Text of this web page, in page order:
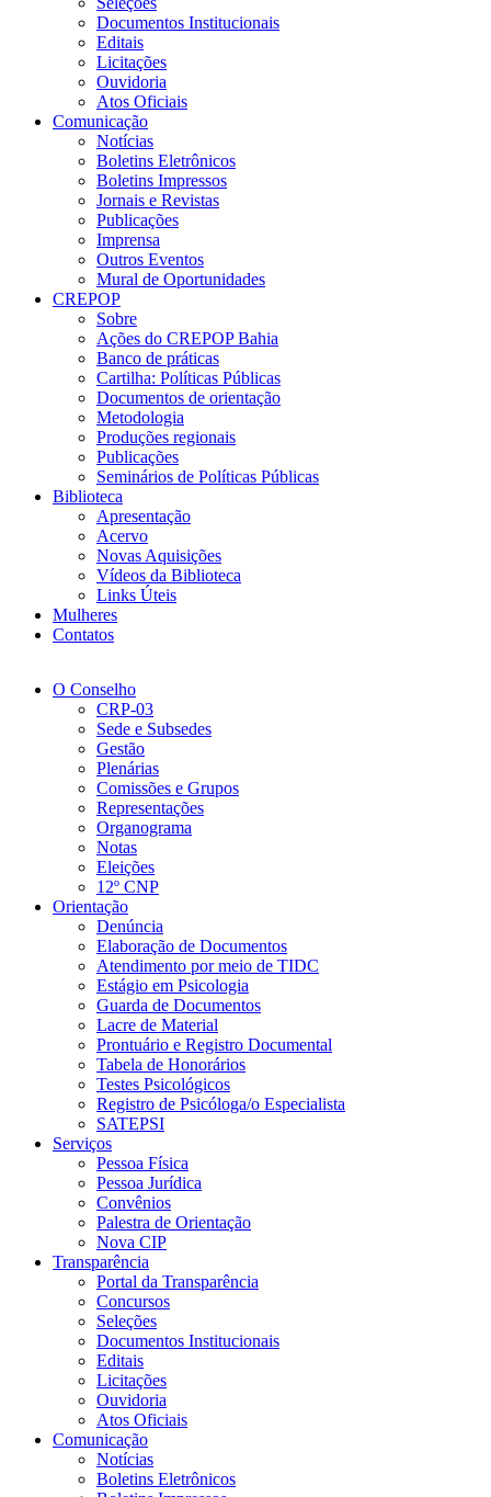
Documentos Institucionais
Editais
Licitações
Ouvidoria
Atos Oficiais
Comunicação
Notícias
Boletins Eletrônicos
Boletins Impressos
Jornais e Revistas
Publicações
Imprensa
Outros Eventos
Mural de Oportunidades
CREPOP
Sobre
Ações do CREPOP Bahia
Banco de práticas
Cartilha: Políticas Públicas
Documentos de orientação
Metodologia
Produções regionais
Publicações
Seminários de Políticas Públicas
Biblioteca
Apresentação
Acervo
Novas Aquisições
Vídeos da Biblioteca
Links Úteis
Mulheres
Contatos
O Conselho
CRP-03
Sede e Subsedes
Gestão
Plenárias
Comissões e Grupos
Representações
Organograma
Notas
Eleições
12º CNP
Orientação
Denúncia
Elaboração de Documentos
Atendimento por meio de TIDC
Estágio em Psicologia
Guarda de Documentos
Lacre de Material
Prontuário e Registro Documental
Tabela de Honorários
Testes Psicológicos
Registro de Psicóloga/o Especialista
SATEPSI
Serviços
Pessoa Física
Pessoa Jurídica
Convênios
Palestra de Orientação
Nova CIP
Transparência
Portal da Transparência
Concursos
Seleções
Documentos Institucionais
Editais
Licitações
Ouvidoria
Atos Oficiais
Comunicação
Notícias
Boletins Eletrônicos